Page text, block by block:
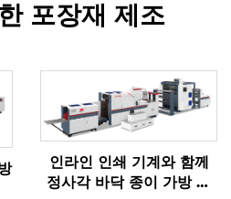
포장재 제조
인라인 인쇄 기계와 함께
정사각 바닥 종이 가방 기